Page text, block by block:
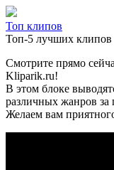
Топ клипов
Топ-5 лучших клипов
Смотрите прямо
Kliparik.ru!
В этом блоке
различных жанров за
Желаем вам